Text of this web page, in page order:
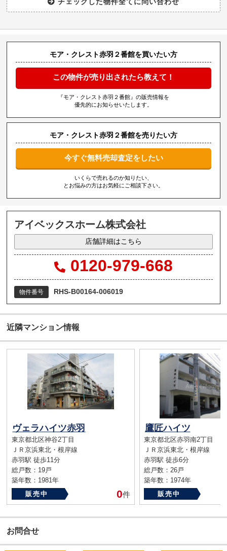
モア・クレスト赤羽２番館を買いたい方
この物件が売り出されたら教えて！
『モア・クレスト赤羽２番館』の販売情報を
優先的にお知らせいたします。
モア・クレスト赤羽２番館を売りたい方
今すぐ無料売却査定をしたい
いくらで売れるのか知りたい、
とお悩みの方はお気軽にご相談下さい。
アイベックスホーム株式会社
店舗詳細はこちら
0120-979-668
物件番号 RHS-B00164-006019
近隣マンション情報
ヴェラハイツ赤羽
東京都北区神谷2丁目
ＪＲ京浜東北・根岸線
赤羽駅 徒歩11分
総戸数：19戸
築年数：1981年
販売中
0件
鷹匠ハイツ
東京都北区赤羽南2丁目
ＪＲ京浜東北・根岸線
赤羽駅 徒歩6分
総戸数：26戸
築年数：1974年
販売中
お問合せ